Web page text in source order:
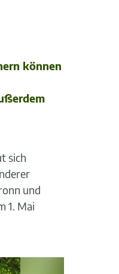
können
sich
und
1. Mai